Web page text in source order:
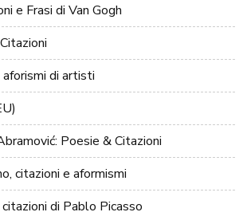
e Frasi di Van Gogh
aforismi di artisti
Poesie & Citazioni
citazioni e aformismi
di Pablo Picasso